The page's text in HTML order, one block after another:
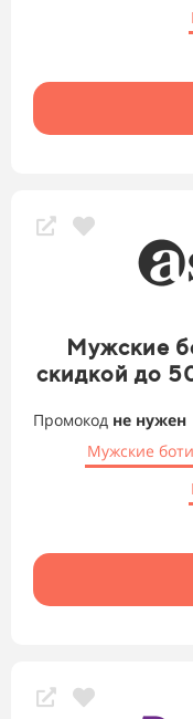
Мужские
скидкой до
Промокод не нужен
Мужские